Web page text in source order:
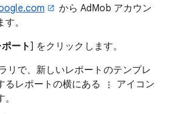
から AdMob アカウン
。
ポート] をクリックします。
リで、新しいレポートのテンプレ
るレポートの横にある
アイコン